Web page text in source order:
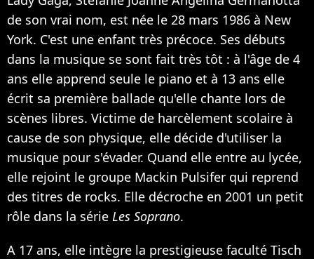
de son vrai nom, est née le 28 mars 1986 à New
York. C'est une enfant très précoce. Ses débuts
dans la musique se sont fait très tôt : à l'âge de 4
ans elle apprend seule le piano et à 13 ans elle
écrit sa première ballade qu'elle chante lors de
scènes libres. Victime de harcèlement scolaire à
cause de son physique, elle décide d'utiliser la
musique pour s'évader. Quand elle entre au lycée,
elle rejoint le groupe Mackin Pulsifer qui reprend
des titres de rocks. Elle décroche en 2001 un petit
rôle dans la série Les Soprano.
A 17 ans, elle intègre la prestigieuse faculté Tisch